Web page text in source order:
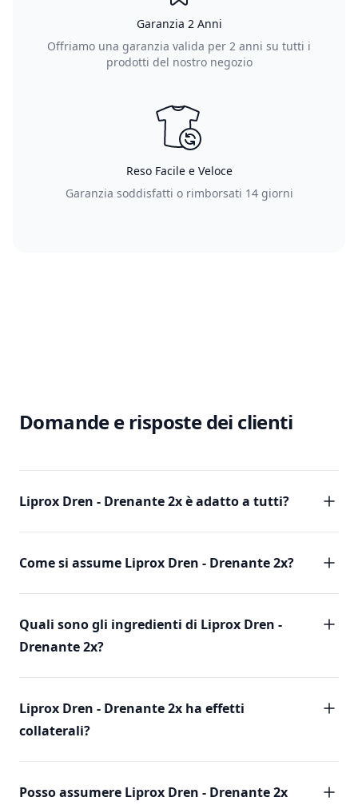
Garanzia 2 Anni
Offriamo una garanzia valida per 2 anni su tutti i
prodotti del nostro negozio
Reso Facile e Veloce
Garanzia soddisfatti o rimborsati 14 giorni
Domande e risposte dei clienti
Liprox Dren - Drenante 2x è adatto a tutti?
Come si assume Liprox Dren - Drenante 2x?
Quali sono gli ingredienti di Liprox Dren -
Drenante 2x?
Liprox Dren - Drenante 2x ha effetti
collaterali?
Posso assumere Liprox Dren - Drenante 2x